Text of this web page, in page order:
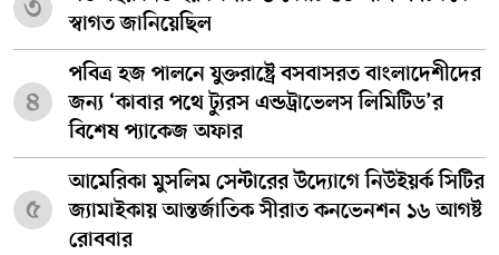
৩
স্বাগত জানিয়েছিল
৪
পবিত্র হজ পালনে যুক্তরাষ্ট্রে বসবাসরত বাংলাদেশীদের
জন্য ‘কাবার পথে ট্যুরস এন্ডট্রাভেলস লিমিটিড’র
বিশেষ প্যাকেজ অফার
৫
আমেরিকা মুসলিম সেন্টারের উদ্যোগে নিউইয়র্ক সিটির
জ্যামাইকায় আন্তর্জাতিক সীরাত কনভেনশন ১৬ আগষ্ট
রোববার